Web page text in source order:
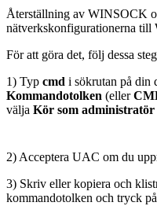
Återställning av WINSOCK
nätverkskonfigurationerna till
För att göra det, följ dessa
1) Typ cmd i sökrutan på din
Kommandotolken (eller
välja Kör som administratör
2) Acceptera UAC om du
3) Skriv eller kopiera och
kommandotolken och tryck på